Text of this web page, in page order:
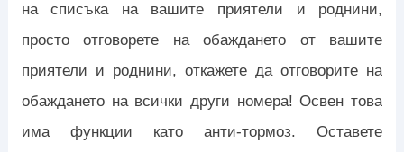
на списъка на вашите приятели и роднини,
просто отговорете на обаждането от вашите
приятели и роднини, откажете да отговорите на
обаждането на всички други номера! Освен това
има функции като анти-тормоз. Оставете